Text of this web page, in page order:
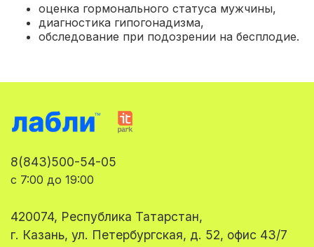
оценка гормонального статуса мужчины,
диагностика гипогонадизма,
обследование при подозрении на бесплодие.
8(843)500-54-05
с 7:00 до 19:00
420074, Республика Татарстан,
г. Казань, ул. Петербургская, д. 52, офис 43/7